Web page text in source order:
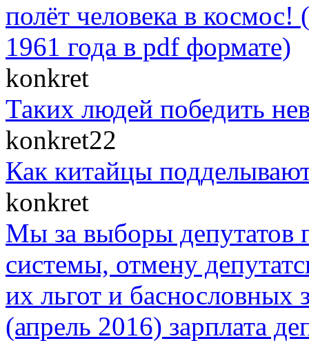
полёт человека в космос!
1961 года в pdf формате)
konkret
Таких людей победить
konkret22
Как китайцы
konkret
Мы за выборы депутатов
системы, отмену
их льгот и баснословных
(апрель 2016) зарплата